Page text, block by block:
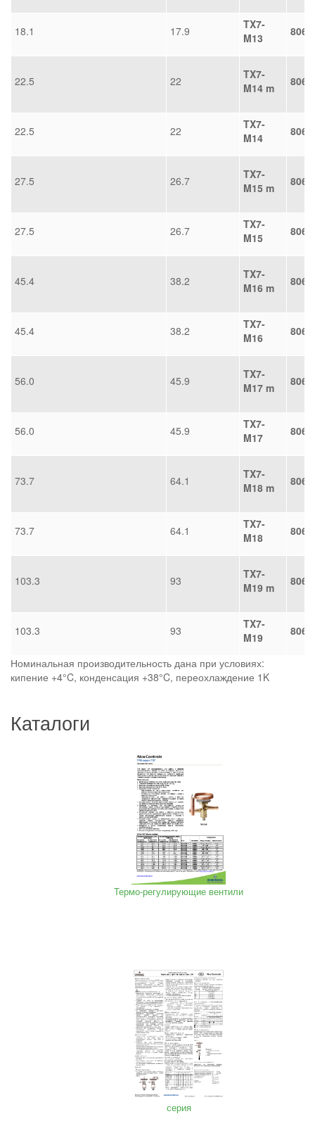
18.1 17.9
TX7-
M13
22.5 22
TX7-
M14 m
22.5 22
TX7-
M14
27.5 26.7
TX7-
M15 m
27.5 26.7
TX7-
M15
45.4 38.2
TX7-
M16 m
45.4 38.2
TX7-
M16
56.0 45.9
TX7-
M17 m
56.0 45.9
TX7-
M17
73.7 64.1
TX7-
M18 m
73.7 64.1
TX7-
M18
103.3 93
TX7-
M19 m
103.3 93
TX7-
M19
Номинальная производительность дана при условиях:
кипение +4°C, конденсация +38°C, переохлаждение 1K
Каталоги
Термо-регулирующие вентили
серия